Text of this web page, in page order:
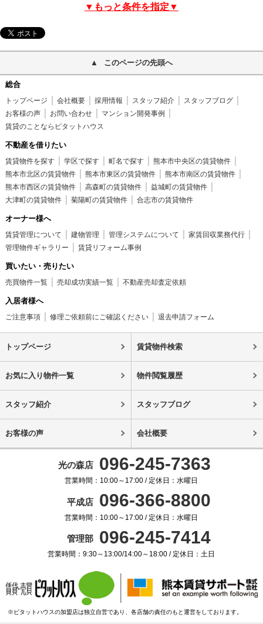
▼もっと条件を指定▼
このページの先頭へ
総合
トップページ 会社概要 採用情報 スタッフ紹介
スタッフブログ
お客様の声
お問い合わせ
マンション開発事例
賃貸のことならピタットハウス
不動産を借りたい
賃貸物件を探す 学区で探す 町名で探す
熊本市中央区の賃貸物件
熊本市北区の賃貸物件
熊本市東区の賃貸物件
熊本市南区の賃貸物件
熊本市西区の賃貸物件
高森町の賃貸物件
益城町の賃貸物件
大津町の賃貸物件
菊陽町の賃貸物件 合志市の賃貸物件
オーナー様へ
賃貸管理について 建物管理 管理システムについて
家賃回収業務代行
管理物件ギャラリー
賃貸リフォーム事例
買いたい・売りたい
売買物件一覧 売却成功実績一覧 不動産売却査定依頼
入居者様へ
ご注意事項 修理ご依頼前にご確認ください 退去申請フォーム
トップページ 賃貸物件検索
お気に入り物件一覧 物件閲覧履歴
スタッフ紹介 スタッフブログ
お客様の声 会社概要
光の森店 096-245-7363
営業時間：10:00～17:00 / 定休日：水曜日
平成店 096-366-8800
営業時間：10:00～17:00 / 定休日：水曜日
管理部 096-245-7414
営業時間：9:30～13:00/14:00～18:00 / 定休日：土日
※ピタットハウスの加盟店は独立自営であり、各店舗の責任のもと運営をしております。